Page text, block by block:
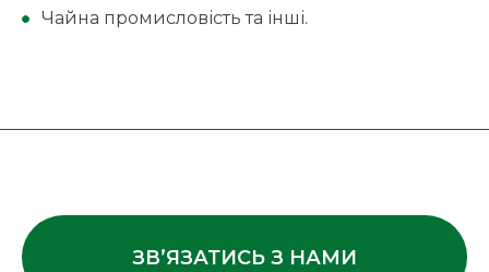
Чайна промисловість та інші.
ЗВ’ЯЗАТИСЬ З НАМИ